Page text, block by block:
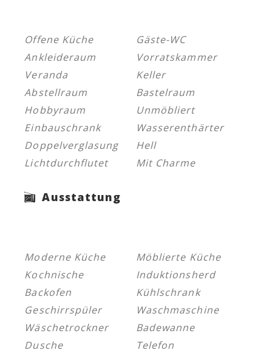
Offene Küche
Gäste-WC
Ankleideraum
Vorratskammer
Veranda
Keller
Abstellraum
Bastelraum
Hobbyraum
Unmöbliert
Einbauschrank
Wasserenthärter
Doppelverglasung
Hell
Lichtdurchflutet
Mit Charme
Ausstattung
Moderne Küche
Möblierte Küche
Kochnische
Induktionsherd
Backofen
Kühlschrank
Geschirrspüler
Waschmaschine
Wäschetrockner
Badewanne
Dusche
Telefon